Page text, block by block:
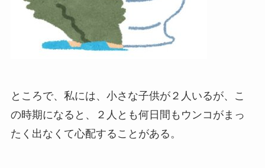
ところで、私には、小さな子供が２人いるが、こ
の時期になると、２人とも何日間もウンコがまっ
たく出なくて心配することがある。